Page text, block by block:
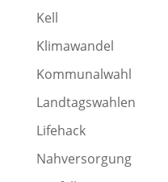
Kell
Klimawandel
Kommunalwahl
Landtagswahlen
Lifehack
Nahversorgung